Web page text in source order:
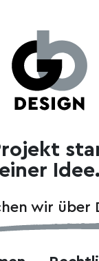
einer Idee.
wir über